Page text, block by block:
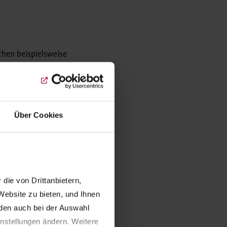
Über Cookies
von Drittanbietern,
zu bieten, und Ihnen
auch bei der Auswahl
ändern. Weitere
beispielsweise
ihrer Lebenswelt
erarbeiten
Kind drei
auf
diesem Grund